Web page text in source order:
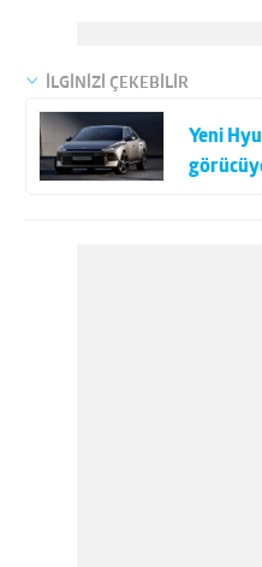
İLGİNİZİ ÇEKEBİLİR
Yeni